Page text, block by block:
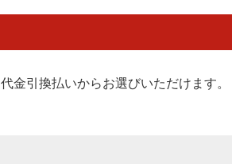
金引換払いからお選びいただけます。